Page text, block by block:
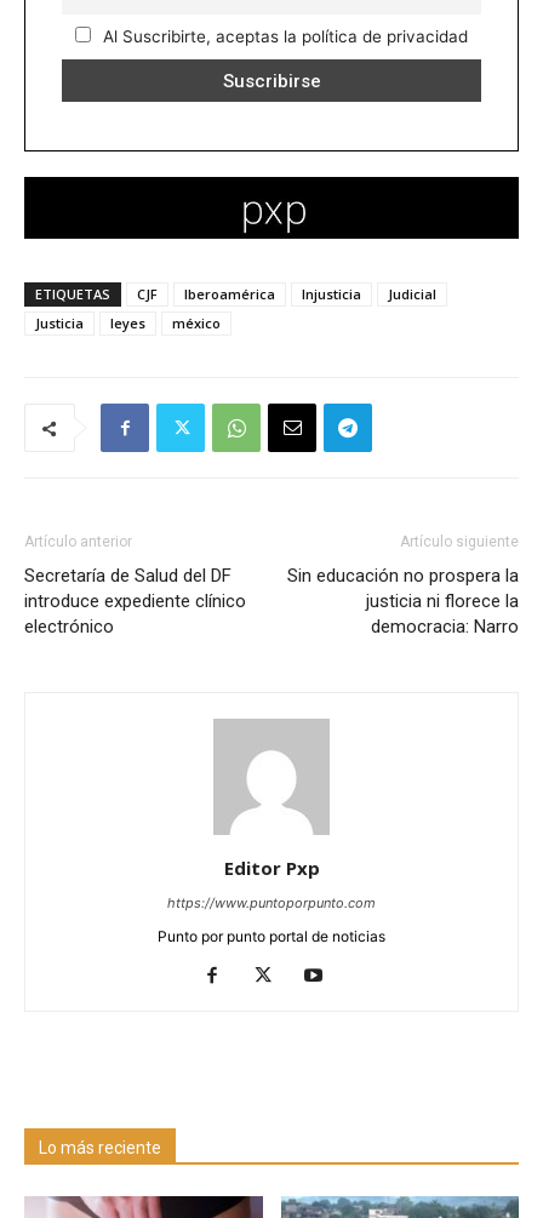
Al Suscribirte, aceptas la política de privacidad
ETIQUETAS CJF Iberoamérica Injusticia
Judicial
Justicia
leyes méxico
Artículo anterior
Secretaría de Salud del DF
introduce expediente clínico
electrónico
Artículo siguiente
Sin educación no prospera la
justicia ni florece la
democracia: Narro
Editor Pxp
https://www.puntoporpunto.com
Punto por punto portal de noticias
Lo más reciente